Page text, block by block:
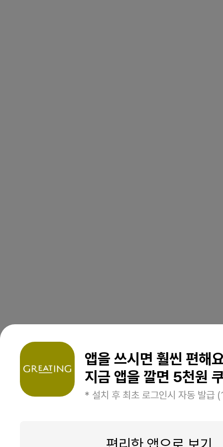
앱을 쓰시면 훨씬 편해
지금 앱을 깔면 5천원
* 설치 후 최초 로그인시 자동 발급